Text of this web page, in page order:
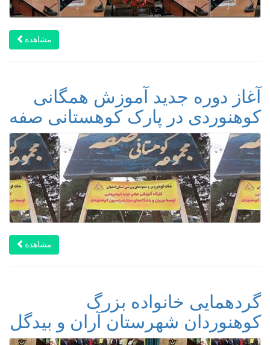
مشاهده
آغاز دوره جدید آموزش همگانی
کوهنوردی در پارک کوهستانی صفه
مشاهده
گردهمایی خانواده بزرگ
کوهنوردان شهرستان آران و بیدگل